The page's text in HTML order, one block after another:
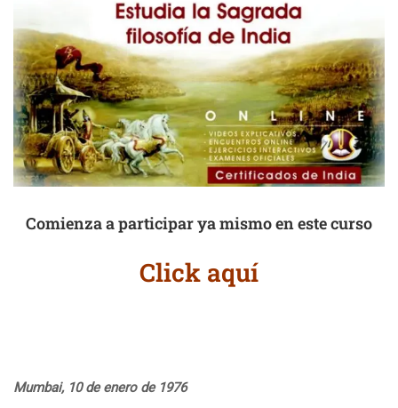
Comienza a participar ya mismo en este curso
Click aquí
Mumbai, 10 de enero de 1976